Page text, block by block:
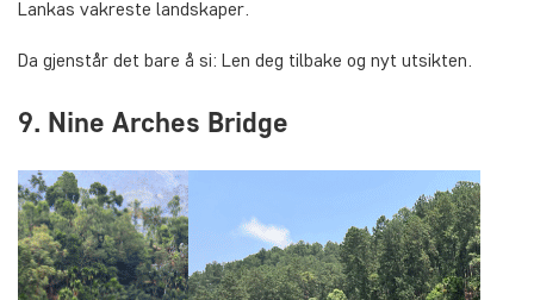
Lankas vakreste landskaper.
Da gjenstår det bare å si: Len deg tilbake og nyt utsikten.
9. Nine Arches Bridge